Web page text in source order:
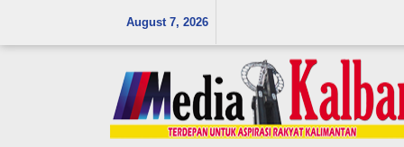
August 7, 2026